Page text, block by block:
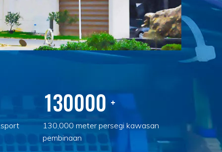
130000 +
130,000 meter persegi kawasan
pembinaan